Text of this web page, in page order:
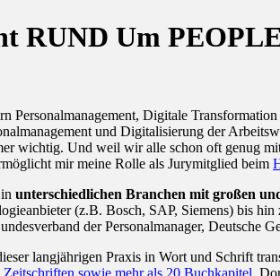
RUND Um
Personalmanagement, Digitale
und Digitalisierung der
wichtig. Und weil wir alle schon oft genug
mir meine Rolle als Jurymitglied beim
unterschiedlichen Branchen mit großen
(z.B. Bosch, SAP, Siemens) bis
der Personalmanager, Deutsche
langjährigen Praxis in Wort und Schrift